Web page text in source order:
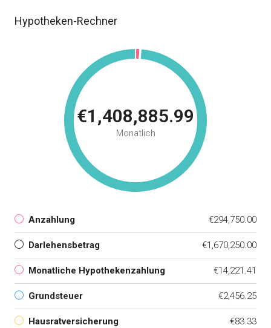
Hypotheken-Rechner
€1,408,885.99
Monatlich
Anzahlung €294,750.00
Darlehensbetrag €1,670,250.00
Monatliche Hypothekenzahlung €14,221.41
Grundsteuer €2,456.25
Hausratversicherung €83.33